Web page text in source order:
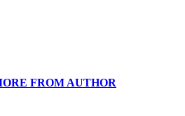
FROM AUTHOR